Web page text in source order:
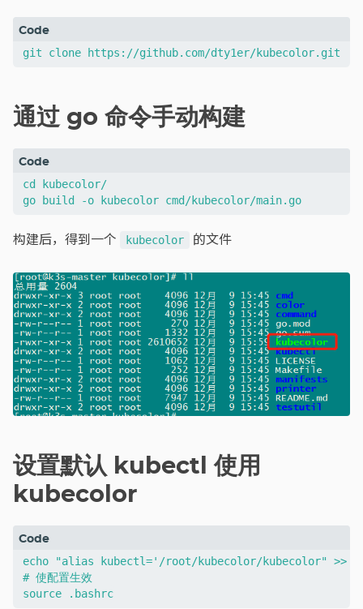
通过 go 命令手动构建
cd kubecolor/
构建后，得到一个 kubecolor 的文件
设置默认 kubectl 使用
kubecolor
echo "alias kubectl='/root/kubecolor/kubecolor" >>
# 使配置生效